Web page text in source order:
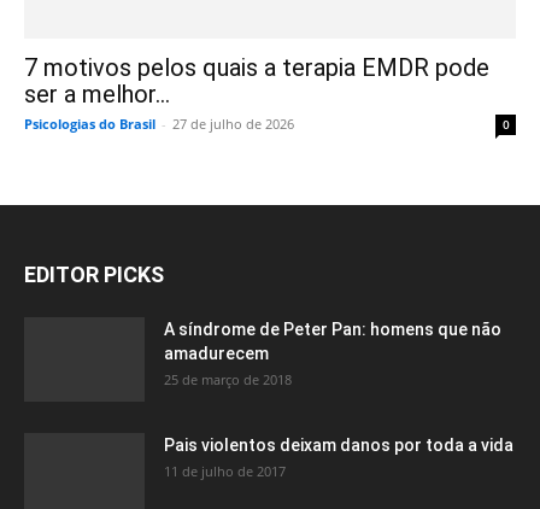
7 motivos pelos quais a terapia EMDR pode
ser a melhor...
Psicologias do Brasil - 27 de julho de 2026 0
EDITOR PICKS
A síndrome de Peter Pan: homens que não
amadurecem
25 de março de 2018
Pais violentos deixam danos por toda a vida
11 de julho de 2017